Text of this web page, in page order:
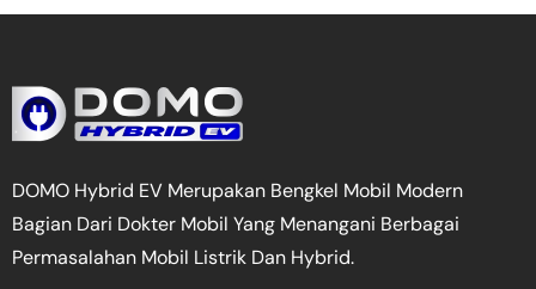
DOMO Hybrid EV Merupakan Bengkel Mobil Modern
Bagian Dari Dokter Mobil Yang Menangani Berbagai
Permasalahan Mobil Listrik Dan Hybrid.